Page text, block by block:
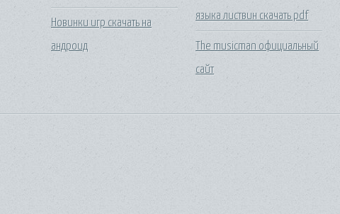
Новинки игр скачать на
андроид
языка листвин скачать pdf
The musicman официальный
сайт